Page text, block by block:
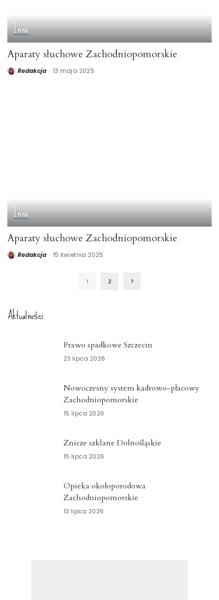
Inne
Aparaty słuchowe Zachodniopomorskie
PostedRedakcja 13 maja 2025
Inne
Aparaty słuchowe Zachodniopomorskie
PostedRedakcja 15 kwietnia 2025
1 2
Aktualności
Prawo spadkowe Szczecin
23 lipca 2026
Nowoczesny system kadrowo-płacowy
Zachodniopomorskie
15 lipca 2026
Znicze szklane Dolnośląskie
15 lipca 2026
Opieka okołoporodowa
Zachodniopomorskie
13 lipca 2026